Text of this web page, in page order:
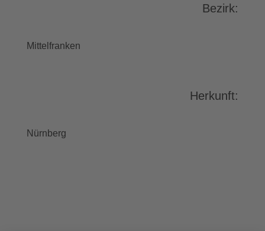
Bezirk:
Mittelfranken
Herkunft:
Nürnberg